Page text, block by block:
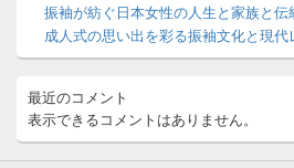
エ
ア
振袖が紡ぐ日本女性の人生と家族と
成人式の思い出を彩る振袖文化と現
最近のコメント
表示できるコメントはありません。